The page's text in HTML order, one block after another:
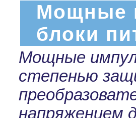
Мощные
блоки
Мощные
степенью
напряжением